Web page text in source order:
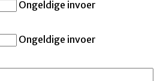
Ongeldige invoer
Ongeldige invoer